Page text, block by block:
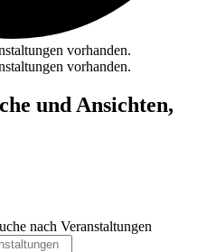
vorhanden.
vorhanden.
und Ansichten,
nach Veranstaltungen